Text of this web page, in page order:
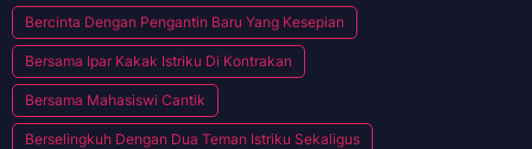
Bercinta Dengan Pengantin Baru Yang Kesepian
Bersama Ipar Kakak Istriku Di Kontrakan
Bersama Mahasiswi Cantik
Berselingkuh Dengan Dua Teman Istriku Sekaligus